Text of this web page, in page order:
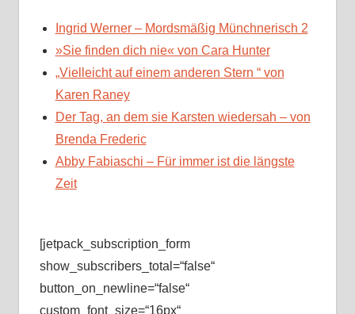
Ingrid Werner – Mordsmäßig Münchnerisch 2
»Sie finden dich nie« von Cara Hunter
„Vielleicht auf einem anderen Stern “ von
Karen Raney
Der Tag, an dem sie Karsten wiedersah – von
Brenda Frederic
Abby Fabiaschi – Für immer ist die längste
Zeit
[jetpack_subscription_form
show_subscribers_total=“false“
button_on_newline=“false“
custom_font_size=“16px“